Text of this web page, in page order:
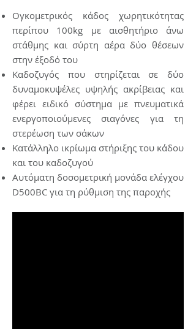
Ογκομετρικός κάδος χωρητικότητας
περίπου 100kg με αισθητήριο άνω
στάθμης και σύρτη αέρα δύο θέσεων
στην έξοδό του
Καδοζυγός που στηρίζεται σε δύο
δυναμοκυψέλες υψηλής ακρίβειας και
φέρει ειδικό σύστημα με πνευματικά
ενεργοποιούμενες σιαγόνες για τη
στερέωση των σάκων
Κατάλληλο ικρίωμα στήριξης του κάδου
και του καδοζυγού
Αυτόματη δοσομετρική μονάδα ελέγχου
D500BC για τη ρύθμιση της παροχής